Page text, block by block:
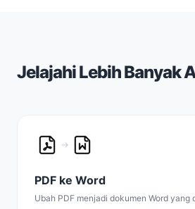
Jelajahi Lebih Banyak
PDF ke Word
Ubah PDF menjadi dokumen Word yang